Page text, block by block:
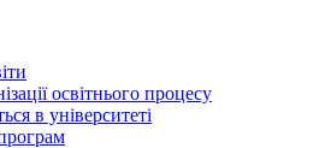
освітнього процесу
в університеті